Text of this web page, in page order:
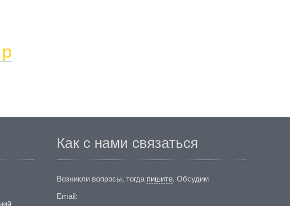
Как с нами связаться
Возникли вопросы, тогда пишите. Обсудим
Email: